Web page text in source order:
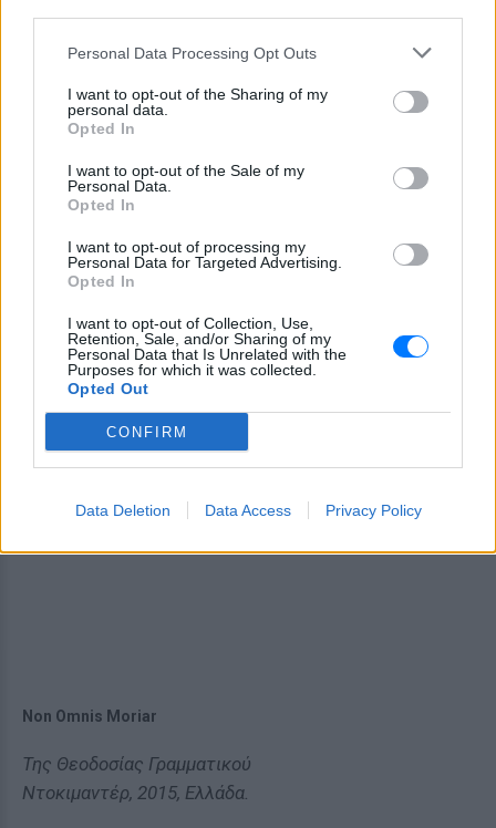
Personal Data Processing Opt Outs
I want to opt-out of the Sharing of my
personal data.
Opted In
I want to opt-out of the Sale of my
Personal Data.
Opted In
I want to opt-out of processing my
Personal Data for Targeted Advertising.
Opted In
I want to opt-out of Collection, Use,
Retention, Sale, and/or Sharing of my
Personal Data that Is Unrelated with the
Purposes for which it was collected.
Opted Out
CONFIRM
Data Deletion Data Access Privacy Policy
Ντοκιμαντέρ που ακολουθεί για δύο χρόνια την
οικογένεια του Ψαρογιώργη (της γνωστής
οικογένειας των Ξυλούρηδων), τις επαγγελματικές
και οικογενειακές προκλήσεις τους, καθώς
προετοιμάζονται για μια μεγάλη συνάντηση στο
WOMAdelaide στην Αυστραλία.
Non Omnis Moriar
Της Θεοδοσίας Γραμματικού
Ντοκιμαντέρ, 2015, Ελλάδα.